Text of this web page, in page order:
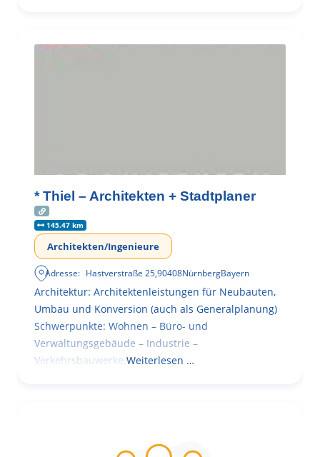
* Thiel – Architekten + Stadtplaner
145.47 km
Architekten/Ingenieure
Adresse: Hastverstraße 25,90408NürnbergBayern
Architektur: Architektenleistungen für Neubauten,
Umbau und Konversion (auch als Generalplanung)
Schwerpunkte: Wohnen – Büro- und
Verwaltungsgebäude – Industrie –
Verkehrsbauwerke. Weiterlesen …